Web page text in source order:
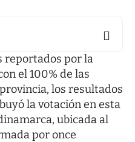
reportados por la
el 100% de las
los resultados
la votación en esta
ubicada al
por once